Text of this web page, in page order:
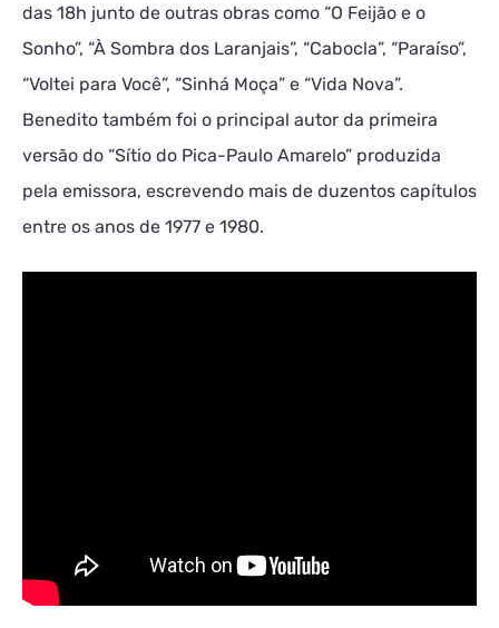
das 18h junto de outras obras como “O Feijão e o
Sonho”, “À Sombra dos Laranjais”, “Cabocla”, “Paraíso”,
“Voltei para Você”, “Sinhá Moça” e “Vida Nova”.
Benedito também foi o principal autor da primeira
versão do “Sítio do Pica-Paulo Amarelo” produzida
pela emissora, escrevendo mais de duzentos capítulos
entre os anos de 1977 e 1980.